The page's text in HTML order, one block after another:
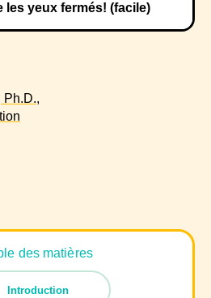
les yeux fermés! (facile)
Ph.D.,
des matières
Introduction